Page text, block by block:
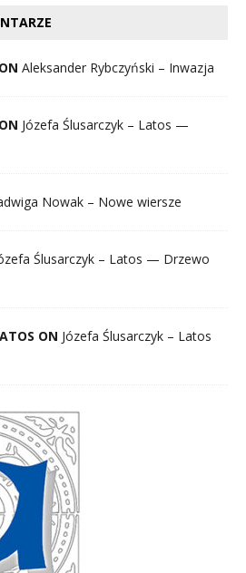
Aleksander Rybczyński – Inwazja
Józefa Ślusarczyk – Latos —
Nowak – Nowe wiersze
Ślusarczyk – Latos — Drzewo
ON Józefa Ślusarczyk – Latos